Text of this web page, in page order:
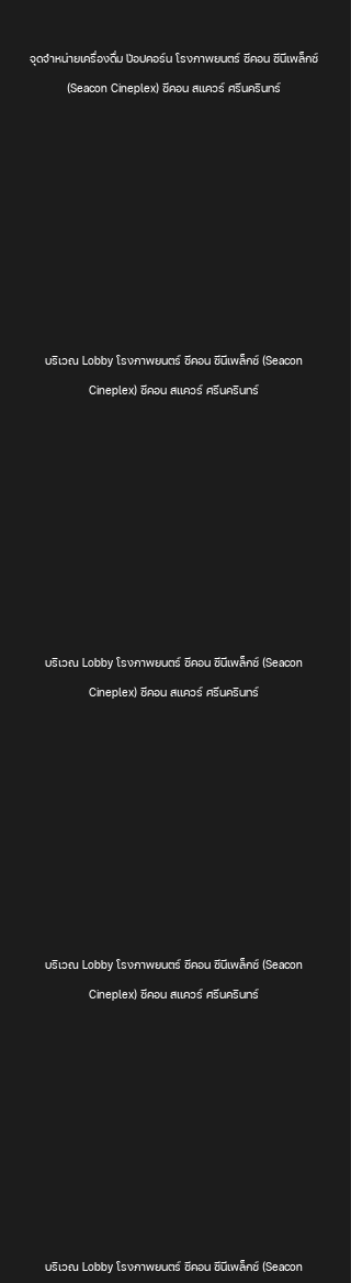
จุดจำหน่ายเครื่องดื่ม ป๊อปคอร์น โรงภาพยนตร์ ซีคอน ซีนีเพล็กซ์
(Seacon Cineplex) ซีคอน สแควร์ ศรีนครินทร์
บริเวณ Lobby โรงภาพยนตร์ ซีคอน ซีนีเพล็กซ์ (Seacon
Cineplex) ซีคอน สแควร์ ศรีนครินทร์
บริเวณ Lobby โรงภาพยนตร์ ซีคอน ซีนีเพล็กซ์ (Seacon
Cineplex) ซีคอน สแควร์ ศรีนครินทร์
บริเวณ Lobby โรงภาพยนตร์ ซีคอน ซีนีเพล็กซ์ (Seacon
Cineplex) ซีคอน สแควร์ ศรีนครินทร์
บริเวณ Lobby โรงภาพยนตร์ ซีคอน ซีนีเพล็กซ์ (Seacon